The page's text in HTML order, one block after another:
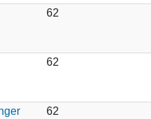
62
62
62